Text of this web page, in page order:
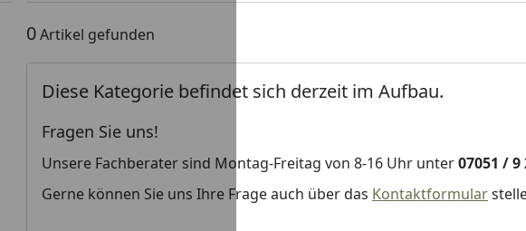
0Artikel gefunden
Diese Kategorie befindet sich derzeit im Aufbau.
Fragen Sie uns!
Unsere Fachberater sind Montag-Freitag von 8-16 Uhr unter07051 / 9
Gerne können Sie uns Ihre Frage auch über das Kontaktformular